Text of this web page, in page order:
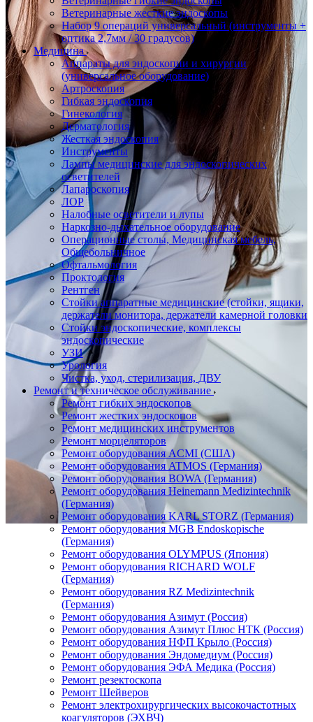
Ветеринарные жесткие эндоскопы
Набор 9 операций универсальный (инструменты +
оптика 2,7мм / 30 градусов)
Медицина
Аппараты для эндоскопии и хирургии
(универсальное оборудование)
Артроскопия
Гибкая эндоскопия
Гинекология
Дерматология
Жесткая эндоскопия
Инструменты
Лампы медицинские для эндоскопических
осветителей
Лапароскопия
ЛОР
Налобные осветители и лупы
Наркозно-дыхательное оборудование
Операционные столы, Медицинская мебель,
Общебольничное
Офтальмология
Проктология
Рентген
Стойки аппаратные медицинские (стойки, ящики,
держатели монитора, держатели камерной головки
Стойки эндоскопические, комплексы
эндоскопические
УЗИ
Урология
Чистка, уход, стерилизация, ДВУ
Ремонт и техническое обслуживание
Ремонт гибких эндоскопов
Ремонт жестких эндоскопов
Ремонт медицинских инструментов
Ремонт морцеляторов
Ремонт оборудования ACMI (США)
Ремонт оборудования ATMOS (Германия)
Ремонт оборудования BOWA (Германия)
Ремонт оборудования Heinemann Medizintechnik
(Германия)
Ремонт оборудования KARL STORZ (Германия)
Ремонт оборудования MGB Endoskopische
(Германия)
Ремонт оборудования OLYMPUS (Япония)
Ремонт оборудования RICHARD WOLF
(Германия)
Ремонт оборудования RZ Medizintechnik
(Германия)
Ремонт оборудования Азимут (Россия)
Ремонт оборудования Азимут Плюс НТК (Россия)
Ремонт оборудования НФП Крыло (Россия)
Ремонт оборудования Эндомедиум (Россия)
Ремонт оборудования ЭФА Медика (Россия)
Ремонт резектоскопа
Ремонт Шейверов
Ремонт электрохирургических высокочастотных
коагуляторов (ЭХВЧ)